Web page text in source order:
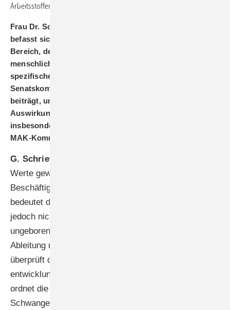
Arbeitsstoffen zu schützen.
Frau Dr. Schriever-Schwemmer, Ihre Arbeits­gruppe
befasst sich mit der Entwicklungstoxizität, einem
Bereich, der besonders sensible Phasen des
menschlichen Lebens berührt. Können Sie uns die
spezifische Aufgabe Ihrer AG innerhalb der
Senatskommission erläutern und wie Ihre Arbeit dazu
beiträgt, ungeborene und junge Leben vor den
Auswirkungen von Arbeitsstoffen zu schützen,
insbesondere im Rahmen des 70-jährigen Jubiläums der
MAK-Kommission?
G. Schriever-Schwemmer:
Werte gewährleisten den sicheren Schutz der
Beschäftigten. Im Falle einer Schwangerschaft
bedeutet die Einhaltung von MAK- und BAT-Werten
jedoch nicht in jedem Fall den Schutz des
ungeborenen Kindes, da dieser Endpunkt bei der
Ableitung nicht berücksichtigt wird. Die Kommission
überprüft daher alle Arbeitsstoffe daraufhin, ob eine
entwicklungstoxische Wirkung anzunehmen ist und
ordnet die Substanzen bestimmten
Schwangerschaftsgruppen zu. Die